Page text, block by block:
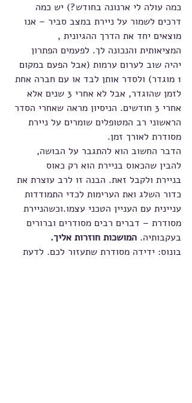
כמה עולה לי ארנונה בחודש?) יש כמה
דרכים לשמור על ניירת במצב סביר – אנו
מוצאים יחד את הדרך ההגיונית ,
המציאותית והנכונה לך. לפעמים הפתרון
יהיה שוב לערום ערמות (אבל הפעם במקום
1 מוגדר) ולסדר אותן לבד או עם חברה אחת
לזמן שהוגדר, אבל לא אחרי 3 שנים אלא
אחרי 3 חודשים. הניסיון מראה שאחרי הסדר
הראשוני רב המטופלים שומרים על ניירת
מסודרת לאורך זמן.
הדבר החשוב הוא להתגבר על הבושה,
להבין שהכאוס בניירת הוא רק כאוס
בניירת ולקבל זאת. הבנה זו לרב עוצרת את
כדור השלג ואת הערימות לכדי התמודדות
עניינית עם העניין הטכני עצמו.וכשהניירת
מסודרת – דברים רבים מסודרים וברורים
בעקבותיה. המושכות חוזרות אליך.
בונוס: ידידה מסודרת שתעזור לכם. לדעת